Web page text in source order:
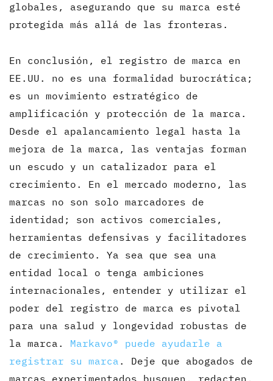
globales, asegurando que su marca esté
protegida más allá de las fronteras.
En conclusión, el registro de marca en
EE.UU. no es una formalidad burocrática;
es un movimiento estratégico de
amplificación y protección de la marca.
Desde el apalancamiento legal hasta la
mejora de la marca, las ventajas forman
un escudo y un catalizador para el
crecimiento. En el mercado moderno, las
marcas no son solo marcadores de
identidad; son activos comerciales,
herramientas defensivas y facilitadores
de crecimiento. Ya sea que sea una
entidad local o tenga ambiciones
internacionales, entender y utilizar el
poder del registro de marca es pivotal
para una salud y longevidad robustas de
la marca. Markavo® puede ayudarle a
registrar su marca . Deje que abogados de